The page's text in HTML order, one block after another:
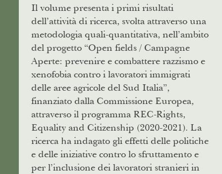
Il volume presenta i primi risultati
dell’attività di ricerca, svolta attraverso una
metodologia quali-quantitativa, nell’ambito
del progetto “Open fields / Campagne
Aperte: prevenire e combattere razzismo e
xenofobia contro i lavoratori immigrati
delle aree agricole del Sud Italia”,
finanziato dalla Commissione Europea,
attraverso il programma REC-Rights,
Equality and Citizenship (2020-2021). La
ricerca ha indagato gli effetti delle politiche
e delle iniziative contro lo sfruttamento e
per l’inclusione dei lavoratori stranieri in